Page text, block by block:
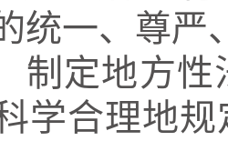
统一、尊严
定地方性
学合理地